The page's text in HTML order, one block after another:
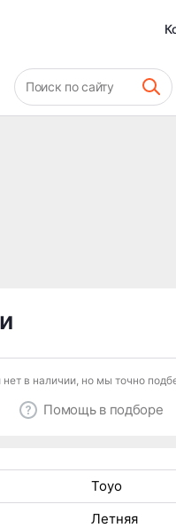
Поиск по сайту
в наличии, но мы точно
Помощь в подборе
Toyo
Летняя